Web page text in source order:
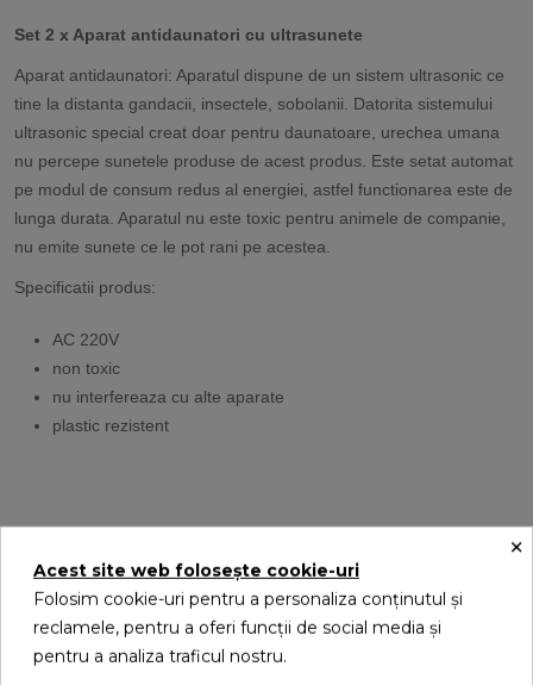
Set 2 x Aparat antidaunatori cu ultrasunete
Aparat antidaunatori: Aparatul dispune de un sistem ultrasonic ce
tine la distanta gandacii, insectele, sobolanii. Datorita sistemului
ultrasonic special creat doar pentru daunatoare, urechea umana
nu percepe sunetele produse de acest produs. Este setat automat
pe modul de consum redus al energiei, astfel functionarea este de
lunga durata. Aparatul nu este toxic pentru animele de companie,
nu emite sunete ce le pot rani pe acestea.
Specificatii produs:
AC 220V
non toxic
nu interfereaza cu alte aparate
plastic rezistent
×
Acest site web folosește cookie-uri
Folosim cookie-uri pentru a personaliza conținutul și
reclamele, pentru a oferi funcții de social media și
pentru a analiza traficul nostru.